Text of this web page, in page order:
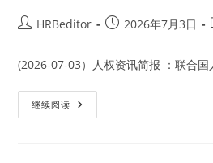
PostHRBeditor
Post2026年7月3日
(2026-07-03）人权资讯简报 ：联合
继续阅读 布
基